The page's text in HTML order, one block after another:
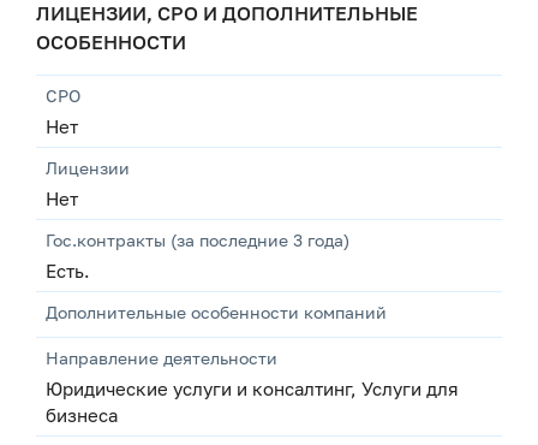
ЛИЦЕНЗИИ, СРО И ДОПОЛНИТЕЛЬНЫЕ
ОСОБЕННОСТИ
СРО
Нет
Лицензии
Нет
Гос.контракты (за последние 3 года)
Есть.
Дополнительные особенности компаний
Направление деятельности
Юридические услуги и консалтинг, Услуги для
бизнеса